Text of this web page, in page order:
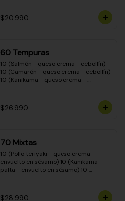
$20.990
60 Tempuras
10 (Salmón - queso crema - cebollín)
10 (Camarón - queso crema - cebollín)
10 (Kanikama - queso crema -
crema - cebollín) 10 (Carne - queso
crema - cebollín)
$26.990
70 Mixtas
10 (Pollo teriyaki - queso crema -
envuelto en sésamo) 10 (Kanikama -
palta - envuelto en sésamo) 10
- envuelto en queso crema) 10
$28.990